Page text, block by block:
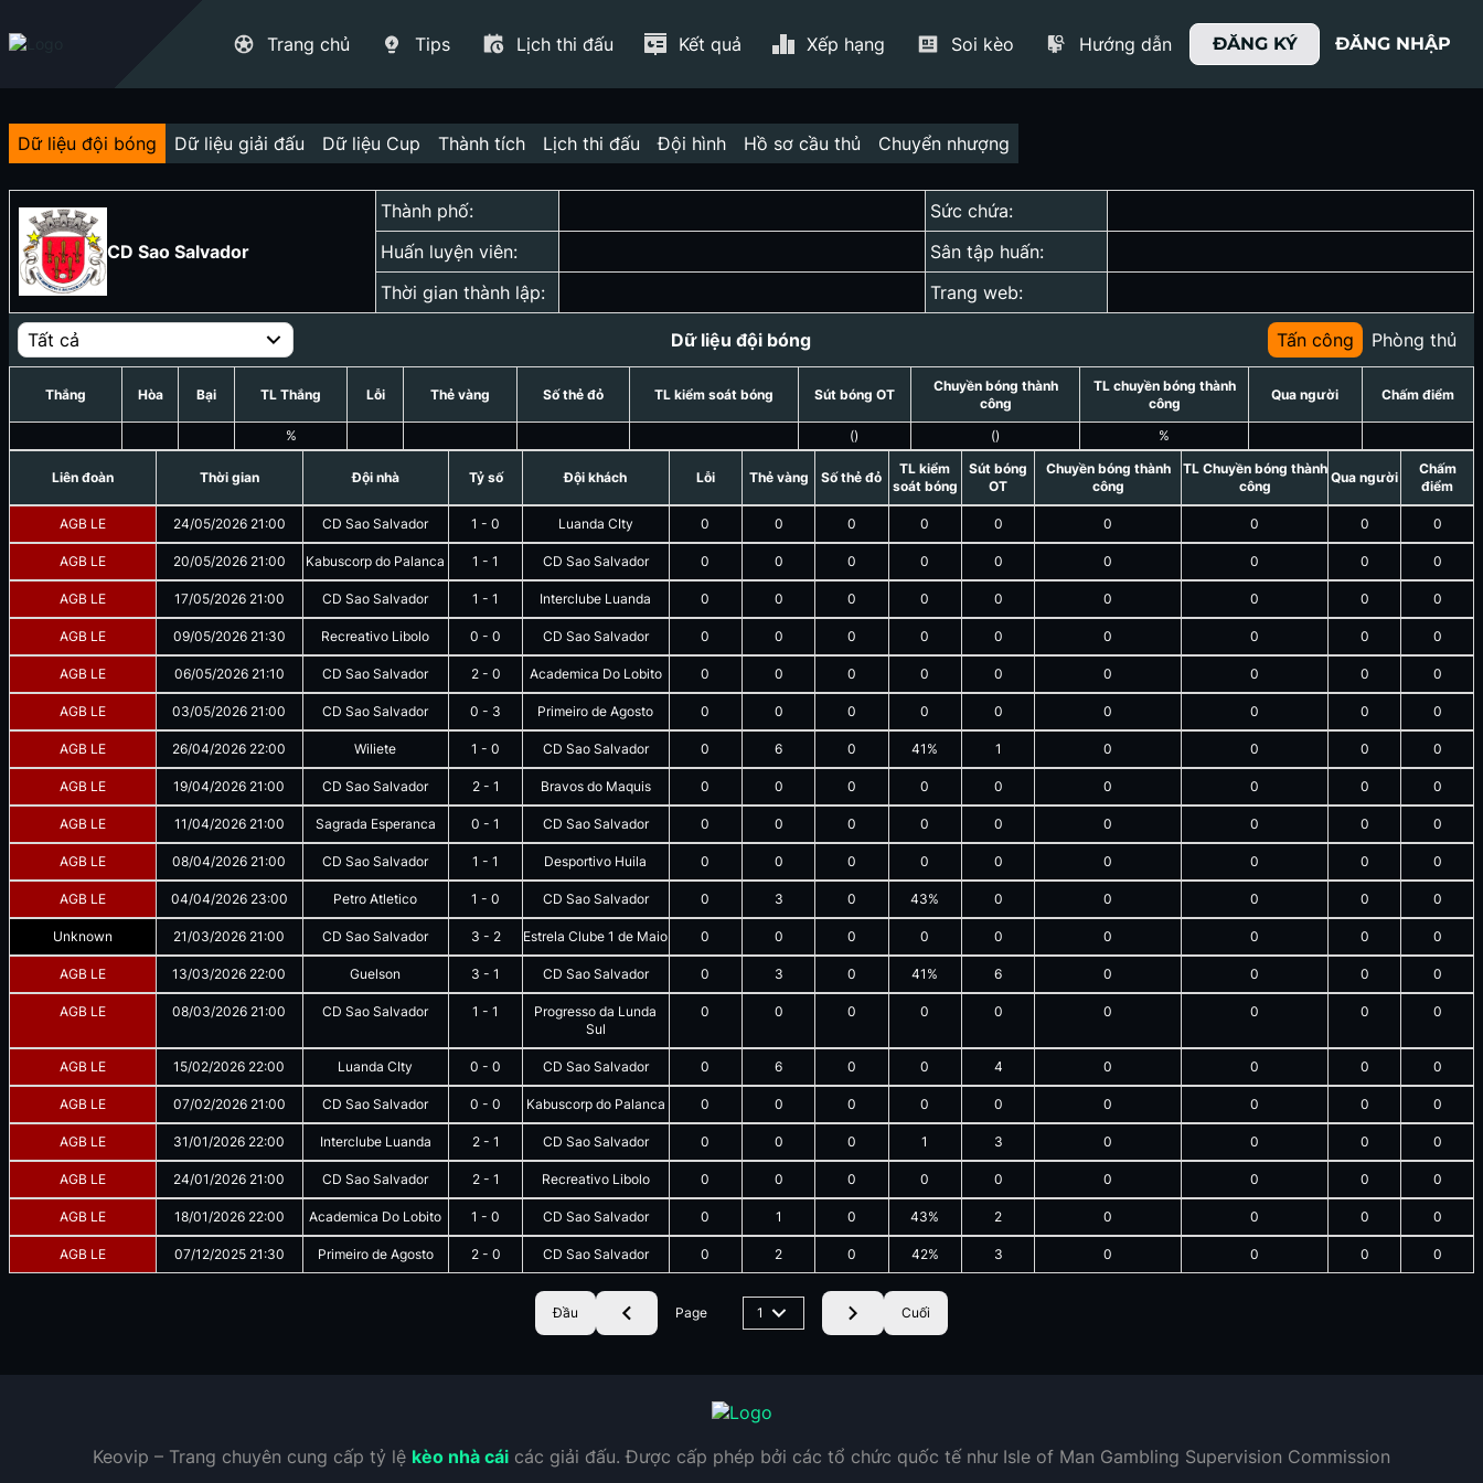
Trang chủ Tips Lịch thi đấu Kết quả Xếp hạng Soi kèo Hướng dẫn ĐĂNG KÝ ĐĂNG NHẬP
Dữ liệu đội bóng Dữ liệu giải đấu Dữ liệu Cup Thành tích Lịch thi đấu Đội hình Hồ sơ cầu thủ Chuyển nhượng
CD Sao Salvador
Thành phố:
Sức chứa:
Huấn luyện viên:
Sân tập huấn:
Thời gian thành lập:
Trang web:
Tất cả Dữ liệu đội bóng Tấn công Phòng thủ
Thắng Hòa Bại TL Thắng
%
Lỗi Thẻ vàng Số thẻ đỏ TL kiểm soát bóng Sút bóng OT
()
Chuyền bóng thành
công
()
TL chuyền bóng thành
công
%
Qua người Chấm điểm
Liên đoàn Thời gian Đội nhà Tỷ số Đội khách Lỗi Thẻ vàng Số thẻ đỏ
TL kiểm
soát bóng
Sút bóng
OT
Chuyền bóng thành
công
TL Chuyền bóng thành
công
Qua người
Chấm
điểm
AGB LE 24/05/2026 21:00 CD Sao Salvador 1 -0 Luanda CIty 0 0 0 0 0 0 0 0 0
AGB LE 20/05/2026 21:00 Kabuscorp do Palanca 1 -1 CD Sao Salvador 0 0 0 0 0 0 0 0 0
AGB LE 17/05/2026 21:00 CD Sao Salvador 1 -1 Interclube Luanda 0 0 0 0 0 0 0 0 0
AGB LE 09/05/2026 21:30 Recreativo Libolo 0 -0 CD Sao Salvador 0 0 0 0 0 0 0 0 0
AGB LE 06/05/2026 21:10 CD Sao Salvador 2- 0 Academica Do Lobito 0 0 0 0 0 0 0 0 0
AGB LE 03/05/2026 21:00 CD Sao Salvador 0 - 3 Primeiro de Agosto 0 0 0 0 0 0 0 0 0
AGB LE 26/04/2026 22:00 Wiliete 1 -0 CD Sao Salvador 0 6 0 41% 1 0 0 0 0
AGB LE 19/04/2026 21:00 CD Sao Salvador 2- 1 Bravos do Maquis 0 0 0 0 0 0 0 0 0
AGB LE 11/04/2026 21:00 Sagrada Esperanca 0 -1 CD Sao Salvador 0 0 0 0 0 0 0 0 0
AGB LE 08/04/2026 21:00 CD Sao Salvador 1 -1 Desportivo Huila 0 0 0 0 0 0 0 0 0
AGB LE 04/04/2026 23:00 Petro Atletico 1 -0 CD Sao Salvador 0 3 0 43% 0 0 0 0 0
Unknown 21/03/2026 21:00 CD Sao Salvador 3 - 2 Estrela Clube 1 de Maio 0 0 0 0 0 0 0 0 0
AGB LE 13/03/2026 22:00 Guelson 3 -1 CD Sao Salvador 0 3 0 41% 6 0 0 0 0
AGB LE 08/03/2026 21:00 CD Sao Salvador 1 -1
Progresso da Lunda
Sul
0 0 0 0 0 0 0 0 0
AGB LE 15/02/2026 22:00 Luanda CIty 0 -0 CD Sao Salvador 0 6 0 0 4 0 0 0 0
AGB LE 07/02/2026 21:00 CD Sao Salvador 0 -0 Kabuscorp do Palanca 0 0 0 0 0 0 0 0 0
AGB LE 31/01/2026 22:00 Interclube Luanda 2- 1 CD Sao Salvador 0 0 0 1 3 0 0 0 0
AGB LE 24/01/2026 21:00 CD Sao Salvador 2- 1 Recreativo Libolo 0 0 0 0 0 0 0 0 0
AGB LE 18/01/2026 22:00 Academica Do Lobito 1 -0 CD Sao Salvador 0 1 0 43% 2 0 0 0 0
AGB LE 07/12/2025 21:30 Primeiro de Agosto 2- 0 CD Sao Salvador 0 2 0 42% 3 0 0 0 0
Đầu Page 1 Cuối
Keovip – Trang chuyên cung cấp tỷ lệ kèo nhà cái các giải đấu. Được cấp phép bởi các tổ chức quốc tế như Isle of Man Gambling Supervision Commission